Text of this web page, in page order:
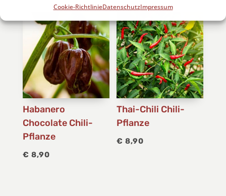
Cookie-RichtlinieDatenschutzImpressum
Habanero
Chocolate Chili-
Pflanze
€ 8,90
Thai-Chili Chili-
Pflanze
€ 8,90